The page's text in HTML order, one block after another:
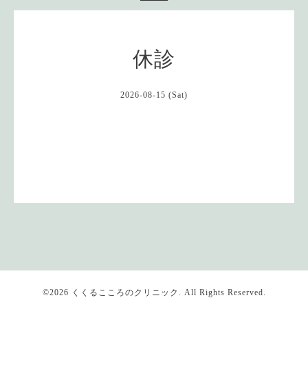
休診
2026-08-15 (Sat)
©2026 くくるこころのクリニック . All Rights Reserved.